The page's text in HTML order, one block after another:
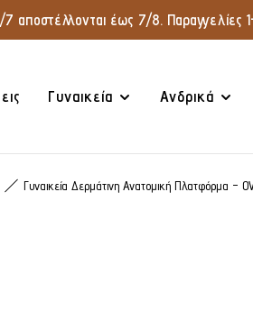
αποστέλλονται έως 7/8. Παραγγελίες
Γυναικεία Ανδρικά
Γυναικεία Δερμάτινη Ανατομική Πλατφόρμα –